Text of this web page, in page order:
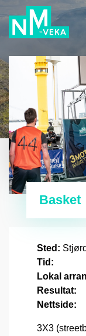
Basket
Sted:
Tid:
Lokal
Resultat:
Nettside:
3X3